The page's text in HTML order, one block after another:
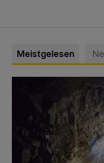
Meistgelesen